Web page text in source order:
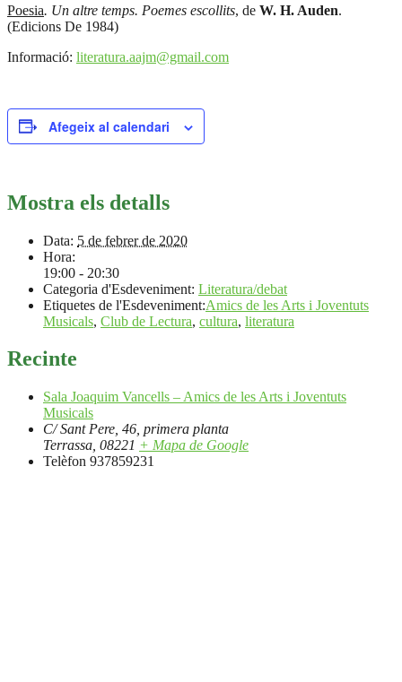
Poesia. Un altre temps. Poemes escollits, de W. H. Auden.
(Edicions De 1984)
Informació: literatura.aajm@gmail.com
Afegeix al calendari
Mostra els detalls
Data: 5 de febrer de 2020
Hora:
19:00 - 20:30
Categoria d'Esdeveniment: Literatura/debat
Etiquetes de l'Esdeveniment:Amics de les Arts i Joventuts
Musicals, Club de Lectura, cultura, literatura
Recinte
Sala Joaquim Vancells – Amics de les Arts i Joventuts
Musicals
C/ Sant Pere, 46, primera planta
Terrassa 08221 + Mapa de Google
Telèfon 937859231